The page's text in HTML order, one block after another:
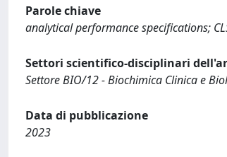
Parole chiave
analytical performance specifications;
Settori scientifico-disciplinari
Settore BIO/12 - Biochimica Clinica e
Data di pubblicazione
2023